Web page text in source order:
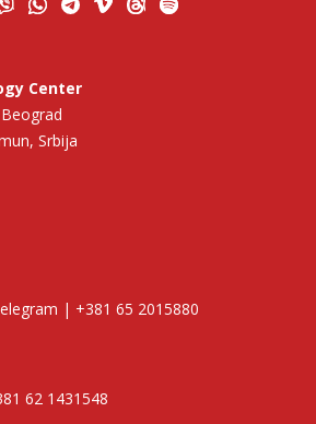
Center
Srbija
| +381 65 2015880
62 1431548